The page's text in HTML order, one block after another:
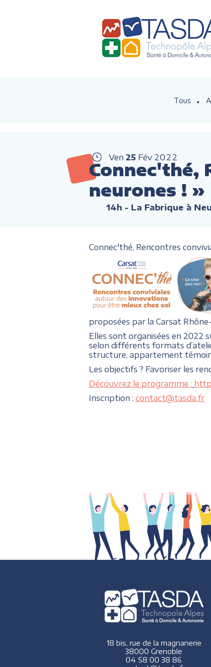
Tous
Ven 25 Fév 2022
Connec'thé,
neurones ! »
14h - La Fabrique à
Connec'thé, Rencontres
proposées par la Carsat
Elles sont organisées en 2022
selon différents formats
structure, appartement
Les objectifs ? Favoriser les
Découvrez le programme :
Inscription : contact@tasda.fr
18 bis, rue de la magnanerie
38000 Grenoble
04 58 00 38 86